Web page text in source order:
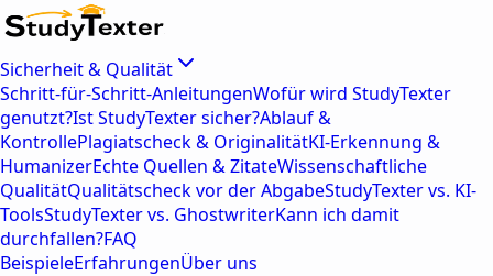
Sicherheit & Qualität
Schritt-für-Schritt-AnleitungenWofür wird StudyTexter
genutzt?Ist StudyTexter sicher?Ablauf &
KontrollePlagiatscheck & OriginalitätKI-Erkennung &
HumanizerEchte Quellen & ZitateWissenschaftliche
QualitätQualitätscheck vor der AbgabeStudyTexter vs. KI-
ToolsStudyTexter vs. GhostwriterKann ich damit
durchfallen?FAQ
BeispieleErfahrungenÜber uns